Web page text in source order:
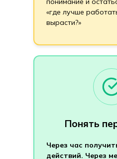
«где лучше
вырасти?»
Понять
Через час
действий. Через